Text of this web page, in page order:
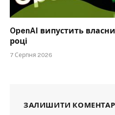
OpenAI випустить
році
7 Серпня 2026
ЗАЛИШИТИ КОМЕНТАР